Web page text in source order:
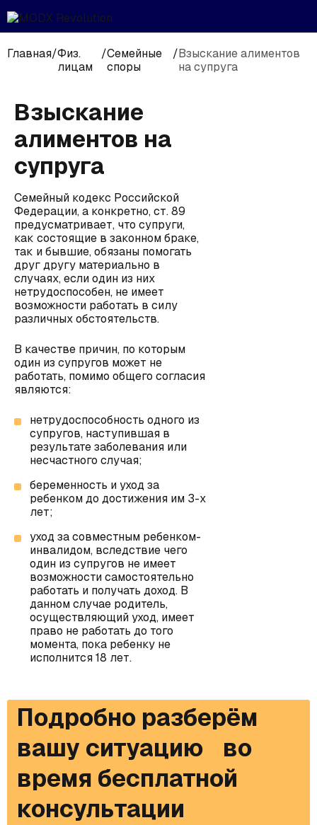
Главная/Физ.
лицам
/Семейные
споры
/Взыскание алиментов
на супруга
Взыскание
алиментов на
супруга
Семейный кодекс Российской
Федерации, а конкретно, ст. 89
предусматривает, что супруги,
как состоящие в законном браке,
так и бывшие, обязаны помогать
друг другу материально в
случаях, если один из них
нетрудоспособен, не имеет
возможности работать в силу
различных обстоятельств.
В качестве причин, по которым
один из супругов может не
работать, помимо общего согласия
являются:
нетрудоспособность одного из
супругов, наступившая в
результате заболевания или
несчастного случая;
беременность и уход за
ребенком до достижения им 3-х
лет;
уход за совместным ребенком-
инвалидом, вследствие чего
один из супругов не имеет
возможности самостоятельно
работать и получать доход. В
данном случае родитель,
осуществляющий уход, имеет
право не работать до того
момента, пока ребенку не
исполнится 18 лет.
Подробно разберём
вашу ситуацию во
время бесплатной
консультации